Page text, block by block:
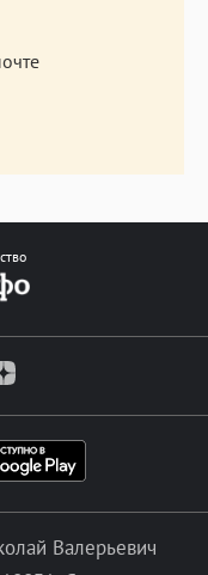
Валерьевич